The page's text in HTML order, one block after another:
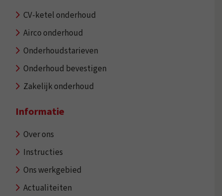
CV-ketel onderhoud
Airco onderhoud
Onderhoudstarieven
Onderhoud bevestigen
Zakelijk onderhoud
Informatie
Over ons
Instructies
Ons werkgebied
Actualiteiten